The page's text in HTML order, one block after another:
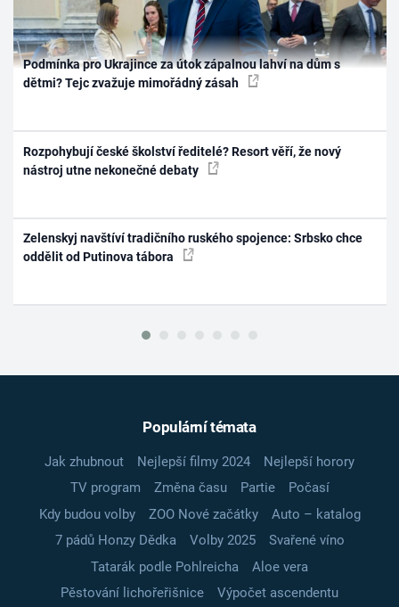
Podmínka pro Ukrajince za útok zápalnou lahví na dům s
dětmi? Tejc zvažuje mimořádný zásah
Rozpohybují české školství ředitelé? Resort věří, že nový
nástroj utne nekonečné debaty
Zelenskyj navštíví tradičního ruského spojence: Srbsko chce
oddělit od Putinova tábora
Populární témata
Jak zhubnout Nejlepší filmy 2024
Nejlepší horory
TV program
Změna času Partie
Počasí
Kdy budou volby
ZOO Nové začátky
Auto – katalog
7 pádů Honzy Dědka
Volby 2025
Svařené víno
Tatarák podle Pohlreicha
Aloe vera
Pěstování lichořeřišnice
Výpočet ascendentu